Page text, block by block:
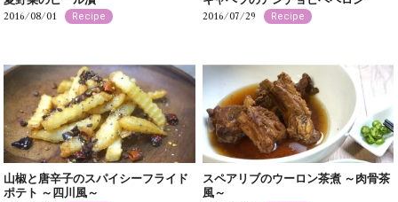
2016/08/01 Recipe 2016/07/29 Recipe
山椒と唐辛子のスパイシーフライド
ポテト ～四川風～
スペアリブのウーロン茶煮 ～肉骨茶
風～